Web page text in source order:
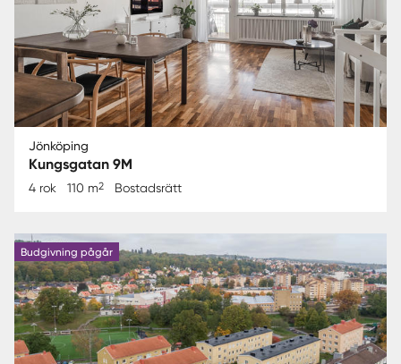
Jönköping
Kungsgatan 9M
4 rok 110 m2 Bostadsrätt
Budgivning pågår